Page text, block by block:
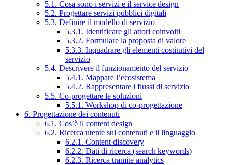
5.1. Cosa sono i servizi e il service design
5.2. Progettare servizi pubblici digitali
5.3. Definire il modello di servizio
5.3.1. Identificare gli attori coinvolti
5.3.2. Formulare la proposta di valore
5.3.3. Inquadrare gli elementi costitutivi del
servizio
5.4. Descrivere il funzionamento del servizio
5.4.1. Mappare l’ecosistema
5.4.2. Rappresentare i flussi di servizio
5.5. Co-progettare le soluzioni
5.5.1. Workshop di co-progettazione
6. Progettazione dei contenuti
6.1. Cos’è il content design
6.2. Ricerca utente sui contenuti e il linguaggio
6.2.1. Content discovery
6.2.2. Dati di ricerca (search keywords)
6.2.3. Ricerca tramite analytics